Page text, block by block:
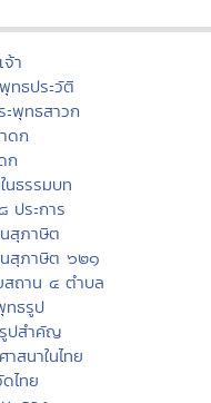
า
ทธประวัติ
ะพุทธสาวก
ดก
ก
นธรรมบท
ประการ
สุภาษิต
สุภาษิต ๖๒๑
สถาน ๔ ตำบล
ทธรูป
ปสำคัญ
สนาในไทย
ไทย